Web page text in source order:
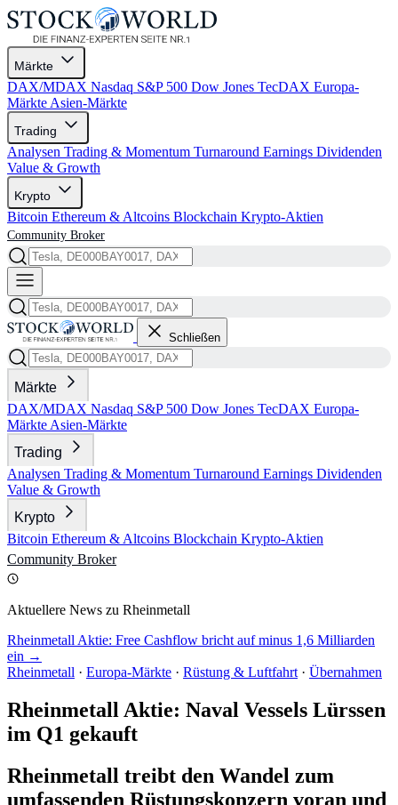
Märkte
DAX/MDAX Nasdaq S&P 500 Dow Jones TecDAX Europa-
Märkte Asien-Märkte
Trading
Analysen Trading & Momentum Turnaround Earnings Dividenden
Value & Growth
Krypto
Bitcoin Ethereum & Altcoins Blockchain Krypto-Aktien
Community Broker
Schließen
Märkte
DAX/MDAX Nasdaq S&P 500 Dow Jones TecDAX Europa-
Märkte Asien-Märkte
Trading
Analysen Trading & Momentum Turnaround Earnings Dividenden
Value & Growth
Krypto
Bitcoin Ethereum & Altcoins Blockchain Krypto-Aktien
Community Broker
Aktuellere News zu Rheinmetall
Rheinmetall Aktie: Free Cashflow bricht auf minus 1,6 Milliarden
ein →
Rheinmetall · Europa-Märkte · Rüstung & Luftfahrt · Übernahmen
Rheinmetall Aktie: Naval Vessels Lürssen
im Q1 gekauft
Rheinmetall treibt den Wandel zum
umfassenden Rüstungskonzern voran und